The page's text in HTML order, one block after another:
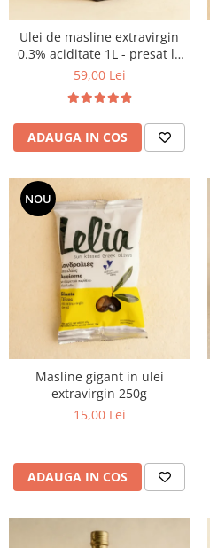
Ulei de masline extravirgin
0.3% aciditate 1L - presat la
rece
59,00 Lei
ADAUGA IN COS
NOU
Masline gigant in ulei
extravirgin 250g
15,00 Lei
ADAUGA IN COS